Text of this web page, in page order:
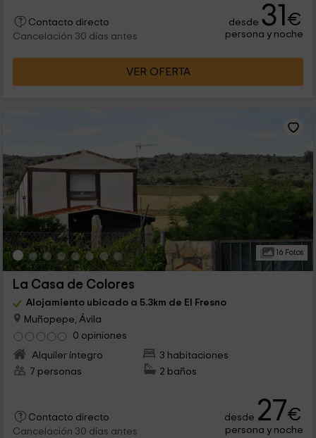
Contacto directo
Cancelación 30 días antes
desde 31€
persona y noche
VER OFERTA
16 Fotos
La Casa de Colores
Alojamiento ubicado a 5.3km de El Fresno
Muñopepe, Ávila
0 opiniones
Alquiler íntegro
3 habitaciones
7 personas
2 baños
Contacto directo
Cancelación 30 días antes
desde 27€
persona y noche